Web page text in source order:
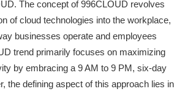
The concept of 996CLOUD revolves
of cloud technologies into the workplace,
businesses operate and employees
trend primarily focuses on maximizing
by embracing a 9 AM to 9 PM, six-day
the defining aspect of this approach lies in